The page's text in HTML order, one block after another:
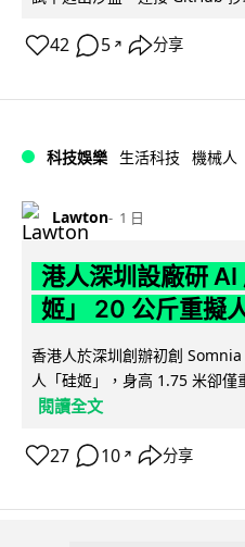
42 5 ↗ 分享
科技娛樂 生活科技 機械人
Lawton 1 日
港人深圳設廠研
姬」 20 公斤重擬
香港人於深圳創辦初創
人「硅姬」，身高 1.75 米卻
閱讀全文
27 10 ↗ 分享